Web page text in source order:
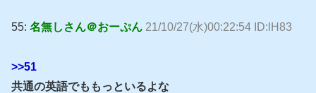
55: 名無しさん＠おーぷん 21/10/27(水)00:22:54 ID:lH83
>>51
共通の英語でももっといるよな